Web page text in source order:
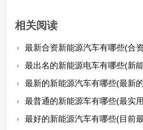
相关阅读
最新合资新能源汽车有哪些(合
最出名的新能源电车有哪些(新
最新的新能源汽车有哪些(最新
最普通的新能源车有哪些(最实
最好的新能源汽车有哪些(目前